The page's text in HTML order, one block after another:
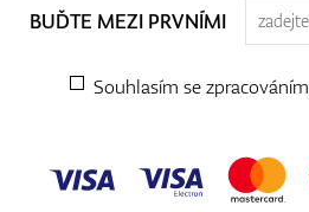
BUĎTE MEZI PRVNÍMI
Souhlasím se zpracováním